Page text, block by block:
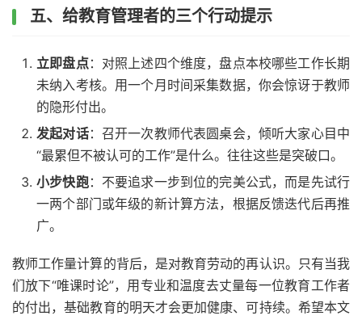
五、给教育管理者的三个行动提示
立即盘点：对照上述四个维度，盘点本校哪些工作长期
未纳入考核。用一个月时间采集数据，你会惊讶于教师
的隐形付出。
发起对话：召开一次教师代表圆桌会，倾听大家心目中
“最累但不被认可的工作”是什么。往往这些是突破口。
小步快跑：不要追求一步到位的完美公式，而是先试行
一两个部门或年级的新计算方法，根据反馈迭代后再推
广。
教师工作量计算的背后，是对教育劳动的再认识。只有当我
们放下“唯课时论”，用专业和温度去丈量每一位教育工作者
的付出，基础教育的明天才会更加健康、可持续。希望本文